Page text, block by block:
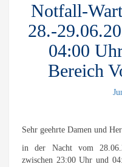
Notfall-
28.-
04:00
Bereich
Sehr geehrte Damen und
in der Nacht vom
zwischen 23:00 Uhr und